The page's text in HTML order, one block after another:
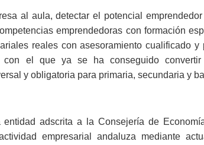
al aula, detectar el potencial
emprendedoras con formación
reales con asesoramiento cualificado
con el que ya se ha conseguido convertir
y obligatoria para primaria, secundaria y
adscrita a la Consejería de
empresarial andaluza mediante